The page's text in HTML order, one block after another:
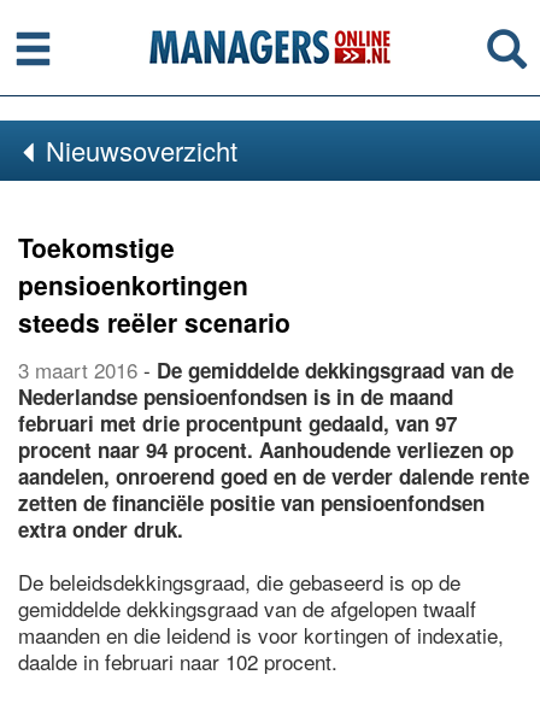
Menu
Nieuwsoverzicht
Toekomstige
pensioenkortingen
steeds reëler scenario
3 maart 2016 - De gemiddelde dekkingsgraad van de
Nederlandse pensioenfondsen is in de maand
februari met drie procentpunt gedaald, van 97
procent naar 94 procent. Aanhoudende verliezen op
aandelen, onroerend goed en de verder dalende rente
zetten de financiële positie van pensioenfondsen
extra onder druk.
De beleidsdekkingsgraad, die gebaseerd is op de
gemiddelde dekkingsgraad van de afgelopen twaalf
maanden en die leidend is voor kortingen of indexatie,
daalde in februari naar 102 procent.